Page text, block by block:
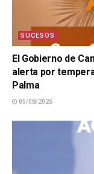
SUCESOS
El Gobierno de
alerta por
Palma
05/08/2026